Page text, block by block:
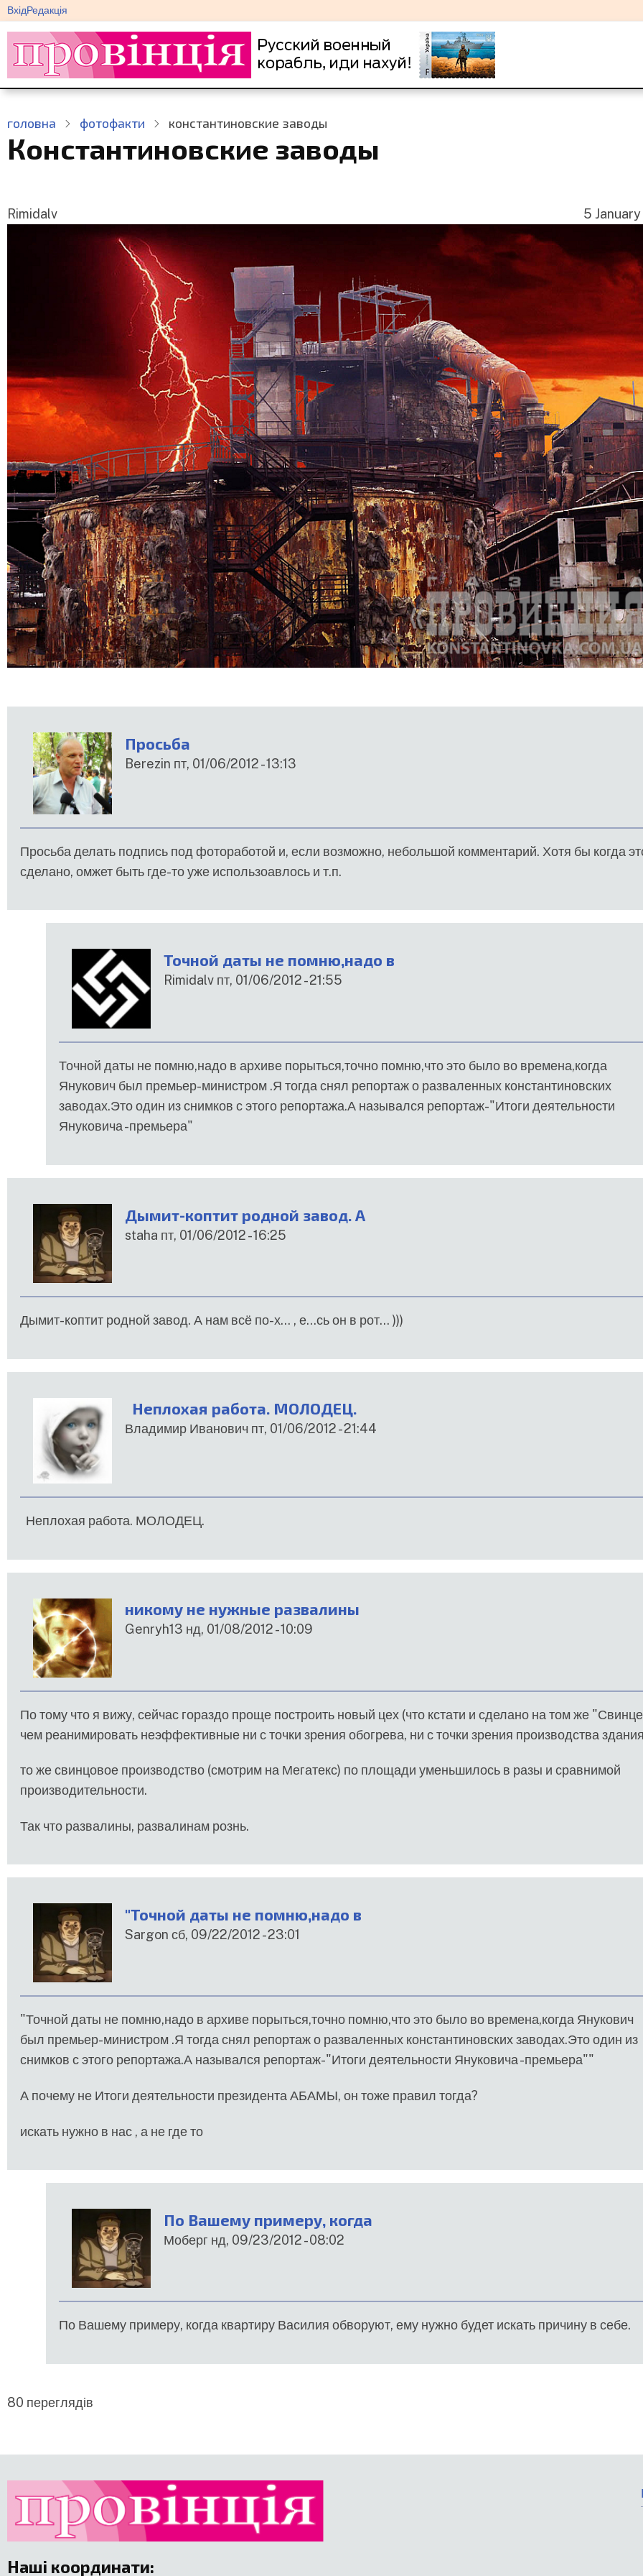
Перейти
до
основного
вмісту
меню
облікового
запису
користувача
ВхідРедакція
головна фотофакти константиновские заводы
Константиновские заводы
Rimidalv 5
Просьба
Berezin пт, 01/06/2012 - 13:13
Просьба делать подпись под фотоработой и, если возможно, небольшой комментарий. Хотя бы когда
сделано, омжет быть где-то уже использоавлось и т.п.
Точной даты не помню,надо в
Rimidalv пт, 01/06/2012 - 21:55
до
Просьба
від
Berezin
Точной даты не помню,надо в архиве порыться,точно помню,что это было во времена,когда
Янукович был премьер-министром .Я тогда снял репортаж о разваленных константиновских
заводах.Это один из снимков с этого репортажа.А назывался репортаж-"Итоги деятельности
Януковича -премьера"
Дымит-коптит родной завод. А
staha пт, 01/06/2012 - 16:25
Дымит-коптит родной завод. А нам всё по-х... , е...сь он в рот... )))
Неплохая работа. МОЛОДЕЦ.
Владимир Иванович пт, 01/06/2012 - 21:44
Неплохая работа. МОЛОДЕЦ.
никому не нужные развалины
Genryh13 нд, 01/08/2012 - 10:09
По тому что я вижу, сейчас гораздо проще построить новый цех (что кстати и сделано на том же
чем реанимировать неэффективные ни с точки зрения обогрева, ни с точки зрения производства
то же свинцовое производство (смотрим на Мегатекс) по площади уменьшилось в разы и сравнимой
производительности.
Так что развалины, развалинам рознь.
"Точной даты не помню,надо в
Sargon сб, 09/22/2012 - 23:01
"Точной даты не помню,надо в архиве порыться,точно помню,что это было во времена,когда Янукович
был премьер-министром .Я тогда снял репортаж о разваленных константиновских заводах.Это один из
снимков с этого репортажа.А назывался репортаж-"Итоги деятельности Януковича -премьера""
А почему не Итоги деятельности президента АБАМЫ, он тоже правил тогда?
искать нужно в нас , а не где то
По Вашему примеру, когда
Моберг нд, 09/23/2012 - 08:02
до
"Точной
не
По Вашему примеру, когда квартиру Василия обворуют, ему нужно будет искать причину в себе.
80 переглядів
Наші координати: